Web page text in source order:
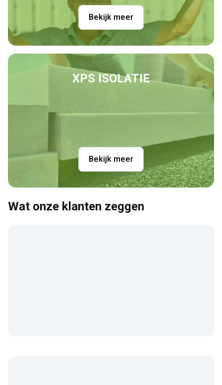
Bekijk meer
XPS ISOLATIE
Bekijk meer
Wat onze klanten zeggen